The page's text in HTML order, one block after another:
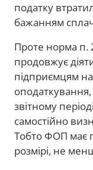
податку
бажанням
Проте норма п.
продовжує
підприємцям на
звітному
самостійно
Тобто ФОП має
розмірі, не